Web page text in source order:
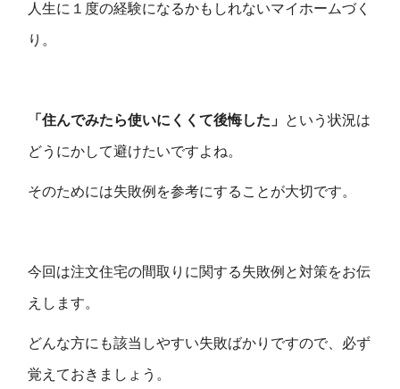
人生に１度の経験になるかもしれないマイホームづく
り。
「住んでみたら使いにくくて後悔した」 という状況は
どうにかして避けたいですよね。
そのためには失敗例を参考にすることが大切です。
今回は注文住宅の間取りに関する失敗例と対策をお伝
えします。
どんな方にも該当しやすい失敗ばかりですので、必ず
覚えておきましょう。